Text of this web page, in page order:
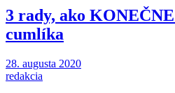
3 rady, ako
cumlíka
28. augusta 2020
redakcia